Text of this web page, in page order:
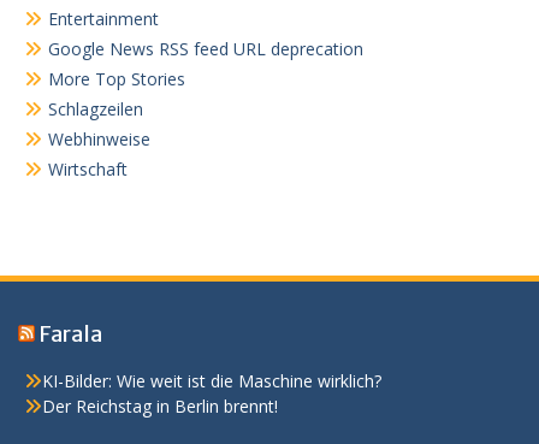
Entertainment
Google News RSS feed URL deprecation
More Top Stories
Schlagzeilen
Webhinweise
Wirtschaft
Farala
KI-Bilder: Wie weit ist die Maschine wirklich?
Der Reichstag in Berlin brennt!